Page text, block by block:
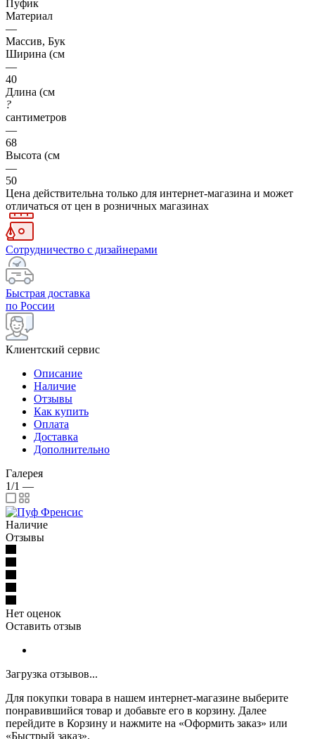
Пуфик
Материал
—
Массив, Бук
Ширина (см
—
40
Длина (см
?
сантиметров
—
68
Высота (см
—
50
Цена действительна только для интернет-магазина и может
отличаться от цен в розничных магазинах
Сотрудничество с дизайнерами
Быстрая доставка
по России
Клиентский сервис
Описание
Наличие
Отзывы
Как купить
Оплата
Доставка
Дополнительно
Галерея
1/1 —
Наличие
Отзывы
Нет оценок
Оставить отзыв
Загрузка отзывов...
Для покупки товара в нашем интернет-магазине выберите
понравившийся товар и добавьте его в корзину. Далее
перейдите в Корзину и нажмите на «Оформить заказ» или
«Быстрый заказ».